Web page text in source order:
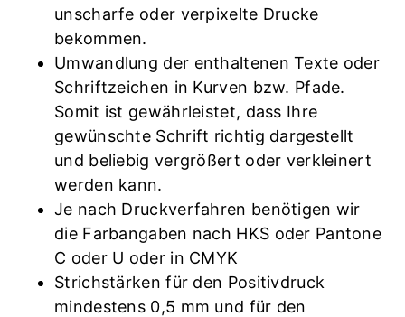
unscharfe oder verpixelte Drucke
bekommen.
Umwandlung der enthaltenen Texte oder
Schriftzeichen in Kurven bzw. Pfade.
Somit ist gewährleistet, dass Ihre
gewünschte Schrift richtig dargestellt
und beliebig vergrößert oder verkleinert
werden kann.
Je nach Druckverfahren benötigen wir
die Farbangaben nach HKS oder Pantone
C oder U oder in CMYK
Strichstärken für den Positivdruck
mindestens 0,5 mm und für den